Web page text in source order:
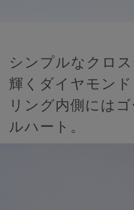
シンプルなクロ
輝くダイヤモン
リング内側には
ルハート。